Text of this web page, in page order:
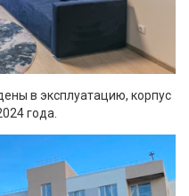
в эксплуатацию, корпус
года.